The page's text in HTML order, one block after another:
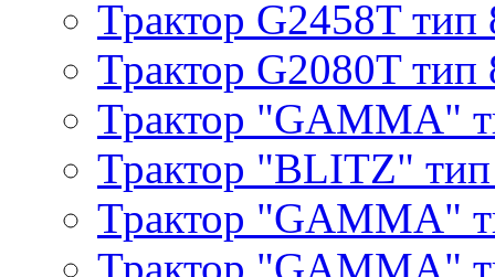
Трактор G2458T тип
Трактор G2080T тип
Трактор "GAMMA"
Трактор "BLITZ"
Трактор "GAMMA"
Трактор "GAMMA"